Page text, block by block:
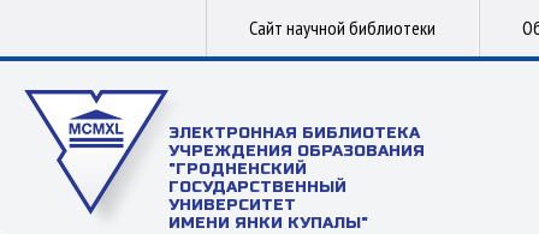
Сайт научной библиотеки
ЭЛЕКТРОННАЯ БИБЛИОТЕКА
УЧРЕЖДЕНИЯ ОБРАЗОВАНИЯ
"ГРОДНЕНСКИЙ
ГОСУДАРСТВЕННЫЙ
УНИВЕРСИТЕТ
ИМЕНИ ЯНКИ КУПАЛЫ"